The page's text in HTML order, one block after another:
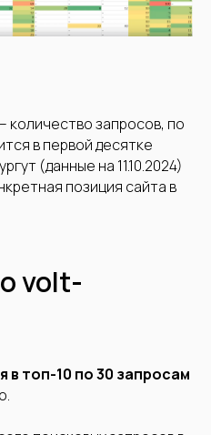
количество запросов, по
в первой десятке
(данные на 11.10.2024)
позиция сайта в
volt-
топ-10 по 30 запросам